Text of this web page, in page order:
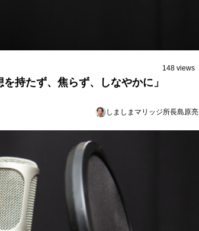
148 views
持たず、焦らず、しなやかに」
しましまマリッジ所長島原亮